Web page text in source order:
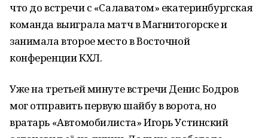
что до встречи с «Салаватом» екатеринбургская
команда выиграла матч в Магнитогорске и
занимала второе место в Восточной
конференции КХЛ.
Уже на третьей минуте встречи Денис Бодров
мог отправить первую шайбу в ворота, но
вратарь «Автомобилиста» Игорь Устинский